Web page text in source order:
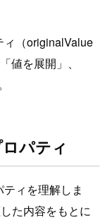
ィ（originalValue
値を展開」、
パティ
ィを理解しま
た内容をもとに